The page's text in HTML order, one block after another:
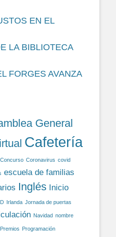
EN EL
LA BIBLIOTECA
FORGES AVANZA
General
Cafetería
Concurso Coronavirus covid
escuela de familias
Inglés Inicio
Irlanda Jornada de puertas
Navidad nombre
Premios Programación